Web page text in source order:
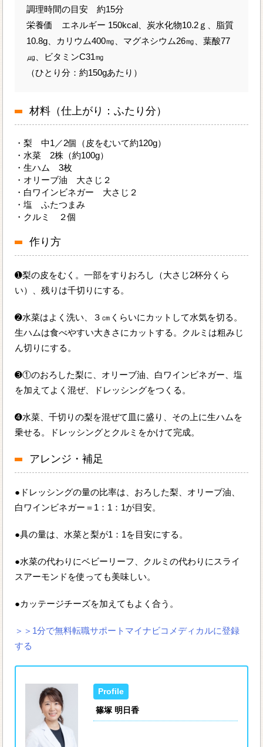
調理時間の目安 約15分
栄養価 エネルギー 150kcal、炭水化物10.2ｇ、脂質
10.8g、カリウム400㎎、マグネシウム26㎎、葉酸77
㎍、ビタミンC31㎎
（ひとり分：約150gあたり）
材料（仕上がり：ふたり分）
・梨 中1／2個（皮をむいて約120g）
・水菜 2株（約100g）
・生ハム 3枚
・オリーブ油 大さじ２
・白ワインビネガー 大さじ２
・塩 ふたつまみ
・クルミ ２個
作り方
➊梨の皮をむく。一部をすりおろし（大さじ2杯分くら
い）、残りは千切りにする。
➋水菜はよく洗い、３㎝くらいにカットして水気を切る。
生ハムは食べやすい大きさにカットする。クルミは粗みじ
ん切りにする。
➌①のおろした梨に、オリーブ油、白ワインビネガー、塩
を加えてよく混ぜ、ドレッシングをつくる。
➍水菜、千切りの梨を混ぜて皿に盛り、その上に生ハムを
乗せる。ドレッシングとクルミをかけて完成。
アレンジ・補足
●ドレッシングの量の比率は、おろした梨、オリーブ油、
白ワインビネガー＝1：1：1が目安。
●具の量は、水菜と梨が1：1を目安にする。
●水菜の代わりにベビーリーフ、クルミの代わりにスライ
スアーモンドを使っても美味しい。
●カッテージチーズを加えてもよく合う。
＞＞1分で無料転職サポートマイナビコメディカルに登録
する
篠塚 明日香